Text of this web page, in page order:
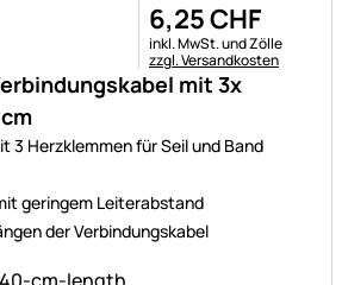
mit 3x
3 Herzklemmen für Seil und Band
geringem Leiterabstand
der Verbindungskabel
6,25CHF
Steuerhinweis:
inkl. MwSt. und Zölle
zzgl. Versandkosten